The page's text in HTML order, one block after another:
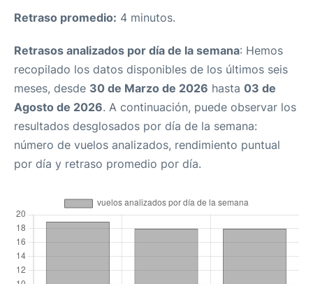
Retraso promedio: 4 minutos.
Retrasos analizados por día de la semana: Hemos
recopilado los datos disponibles de los últimos seis
meses, desde 30 de Marzo de 2026 hasta 03 de
Agosto de 2026. A continuación, puede observar los
resultados desglosados por día de la semana:
número de vuelos analizados, rendimiento puntual
por día y retraso promedio por día.